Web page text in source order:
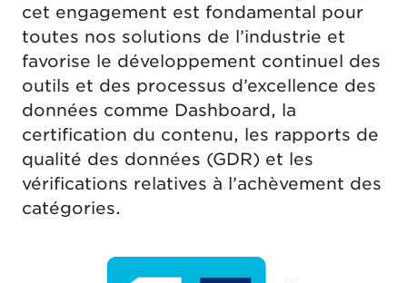
cet engagement est fondamental pour
toutes nos solutions de l’industrie et
favorise le développement continuel des
outils et des processus d’excellence des
données comme Dashboard, la
certification du contenu, les rapports de
qualité des données (GDR) et les
vérifications relatives à l’achèvement des
catégories.